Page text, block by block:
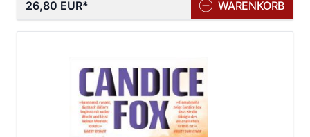
26,80 EUR WARENKORB